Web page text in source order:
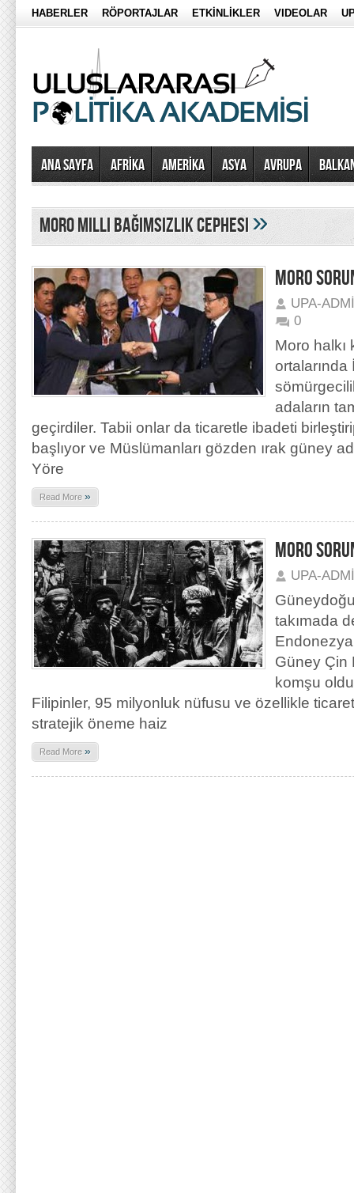
HABERLER RÖPORTAJLAR ETKİNLİKLER VIDEOLAR
Ana Sayfa AFRİKA AMERİKA ASYA AVRUPA
Moro Milli Bağımsızlık Cephesi»
MORO
UPA-
0
Moro halkı
ortalarında
adaların
geçirdiler. Tabii onlar da ticaretle ibadeti
başlıyor ve Müslümanları gözden ırak güney
Yöre
Read More »
MORO
UPA-
takımada
Güney Çin
komşu
Filipinler, 95 milyonluk nüfusu ve özellikle
stratejik öneme haiz
Read More »